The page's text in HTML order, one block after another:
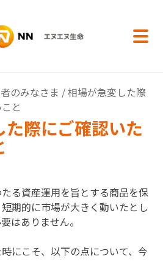
のみなさま / 相場が急変した際
と
際にご確認いた
る資産運用を旨とする商品を保
期的に市場が大きく動いたとし
はありません。
にこそ、以下の点について、今